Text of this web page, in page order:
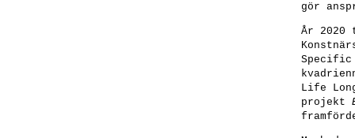
gör
År 2020
Specific
Life
projekt